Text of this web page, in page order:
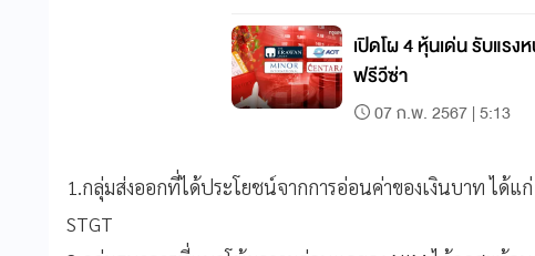
เปิดโผ 4 หุ้นเด่น รับแร
ฟรีวีซ่า
07 ก.พ. 2567 | 5:13
1.กลุ่มส่งออกที่ได้ประโยชน์จากการอ่อนค่าของเงินบาท ได้แก่
STGT